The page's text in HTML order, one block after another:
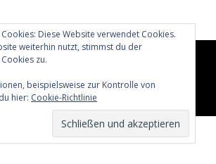
Diese Website verwendet Cookies.
weiterhin nutzt, stimmst du der
zu.
beispielsweise zur Kontrolle von
hier: Cookie-Richtlinie
Glücklich märchenhaft leben
Adaptive von Catch Themes